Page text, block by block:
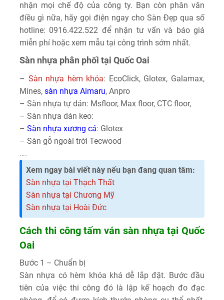
nhận mọi chế độ của công ty. Bạn còn phân vân
điều gì nữa, hãy gọi điện ngay cho Sàn Đẹp qua số
hotline: 0916.422.522 để nhận tư vấn và báo giá
miễn phí hoặc xem mẫu tại công trình sớm nhất.
Sàn nhựa phân phối tại Quốc Oai
– Sàn nhựa hèm khóa: EcoClick, Glotex, Galamax,
Mines, sàn nhựa Aimaru, Anpro
– Sàn nhựa tự dán: Msfloor, Max floor, CTC floor,
– Sàn nhựa dán keo:
– Sàn nhựa xương cá: Glotex
– Sàn gỗ ngoài trời Tecwood
….
Xem ngay bài viết này nếu bạn đang quan tâm:
Sàn nhựa tại Thạch Thất
Sàn nhựa tại Chương Mỹ
Sàn nhựa tại Hoài Đức
Cách thi công tấm ván sàn nhựa tại Quốc
Oai
Bước 1 – Chuẩn bị
Sàn nhựa có hèm khóa khá dễ lắp đặt. Bước đầu
tiên của việc thi công đó là lập kế hoạch đo đạc